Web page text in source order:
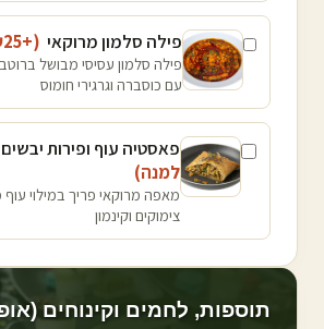
פילה סלמון מרוקאי (+₪
25
פילה סלמון עסיסי מבושל
עם כוסברה וגרגירי חומוס
פאסטיה עוף ופירות יבשים
למנה)
מאפה מרוקאי פריך במילוי
צימוקים וקינמון
תוספות, לחמים וקינוחים